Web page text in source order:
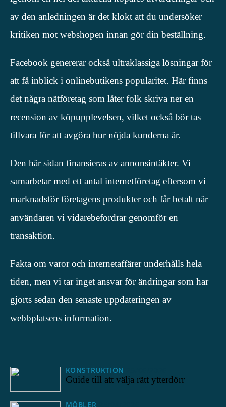
av den anledningen är det klokt att du undersöker
kritiken mot webshopen innan gör din beställning.
Facebook genererar också ultraklassiga lösningar för
att få inblick i onlinebutikens popularitet. Här finns
det några nätföretag som låter folk skriva ner en
recension av köpupplevelsen, vilket också bör tas
tillvara för att avgöra hur nöjda kunderna är.
Den här sidan finansieras av annonsintäkter. Vi
samarbetar med ett antal internetföretag eftersom vi
marknadsför företagens produkter och får betalt när
användaren vi vidarebefordrar genomför en
transaktion.
Fakta om varor och internetaffärer underhålls hela
tiden, men vi tar inget ansvar för ändringar som har
gjorts sedan den senaste uppdateringen av
webbplatsens information.
KONSTRUKTION
Guide till att välja rätt ytterdörr
MÖBLER